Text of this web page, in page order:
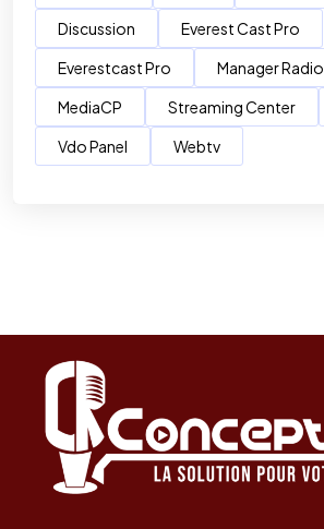
Discussion
Everest Cast Pro
Everestcast Pro
Manager Radio
MediaCP
Streaming Center
Vdo Panel
Webtv